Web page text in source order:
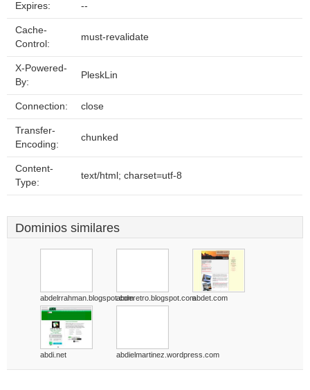
Expires: --
Cache-
Control:
must-revalidate
X-Powered-
By:
PleskLin
Connection: close
Transfer-
Encoding:
chunked
Content-
Type:
text/html; charset=utf-8
Dominios similares
abdelrrahman.blogspot.comabderetro.blogspot.comabdet.com
abdi.net abdielmartinez.wordpress.com